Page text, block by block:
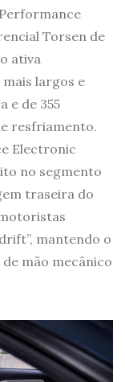
Torsen de
ativa
largos e
e de 355
resfriamento.
Electronic
no segmento
traseira do
mantendo o
mão mecânico